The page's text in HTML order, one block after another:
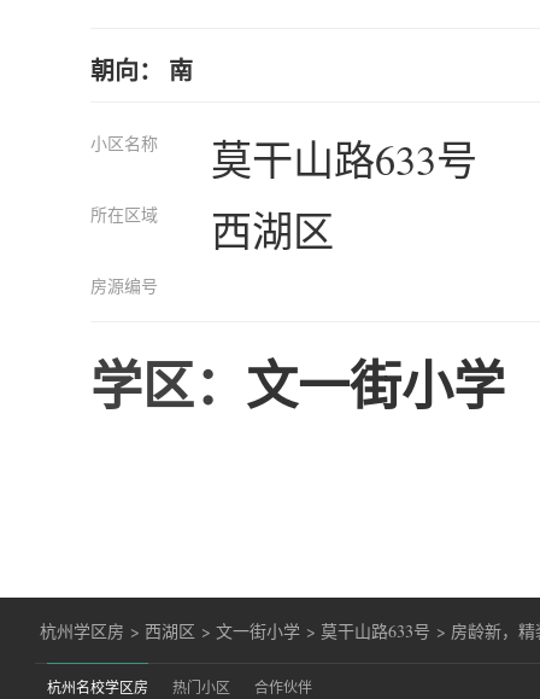
朝向： 南
小区名称 莫干山路633号
所在区域 西湖区
房源编号
学区： 文一街小学
杭州学区房 > 西湖区 >文一街小学 > 莫干山路633号 > 房龄新，
杭州名校学区房 热门小区 合作伙伴